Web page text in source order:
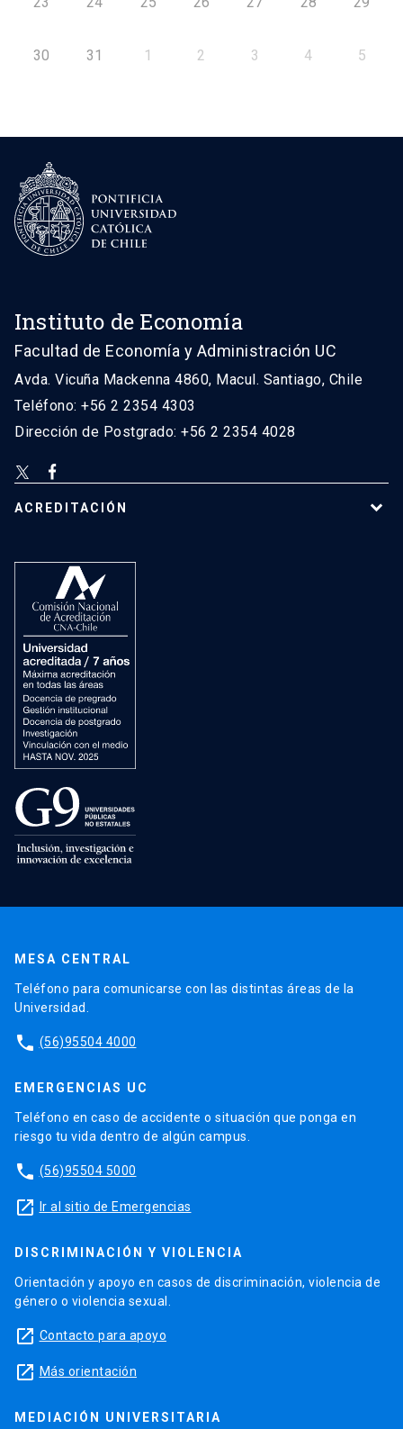
30 31 1 2 3 4 5
Instituto de Economía
Facultad de Economía y Administración UC
Avda. Vicuña Mackenna 4860, Macul. Santiago, Chile
Teléfono: +56 2 2354 4303
Dirección de Postgrado: +56 2 2354 4028
ACREDITACIÓN
MESA CENTRAL
Teléfono para comunicarse con las distintas áreas de la
Universidad.
phone (56)95504 4000
EMERGENCIAS UC
Teléfono en caso de accidente o situación que ponga en
riesgo tu vida dentro de algún campus.
phone (56)95504 5000
launch Ir al sitio de Emergencias
DISCRIMINACIÓN Y VIOLENCIA
Orientación y apoyo en casos de discriminación, violencia de
género o violencia sexual.
launch Contacto para apoyo
launch Más orientación
MEDIACIÓN UNIVERSITARIA